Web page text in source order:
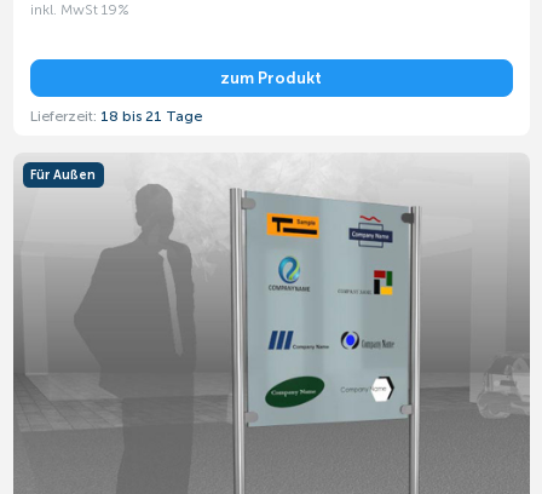
inkl. MwSt 19%
zum Produkt
Lieferzeit: 18 bis 21 Tage
Für Außen